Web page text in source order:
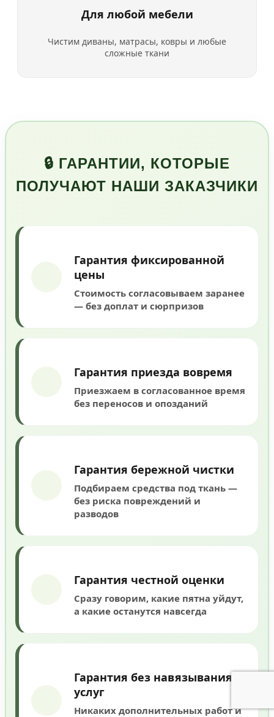
Для любой мебели
Чистим диваны, матрасы, ковры и любые
сложные ткани
🔒 ГАРАНТИИ, КОТОРЫЕ
ПОЛУЧАЮТ НАШИ ЗАКАЗЧИКИ
Гарантия фиксированной
цены
Стоимость согласовываем заранее
— без доплат и сюрпризов
Гарантия приезда вовремя
Приезжаем в согласованное время
без переносов и опозданий
Гарантия бережной чистки
Подбираем средства под ткань —
без риска повреждений и
разводов
Гарантия честной оценки
Сразу говорим, какие пятна уйдут,
а какие останутся навсегда
Гарантия без навязывания
услуг
Никаких дополнительных работ и